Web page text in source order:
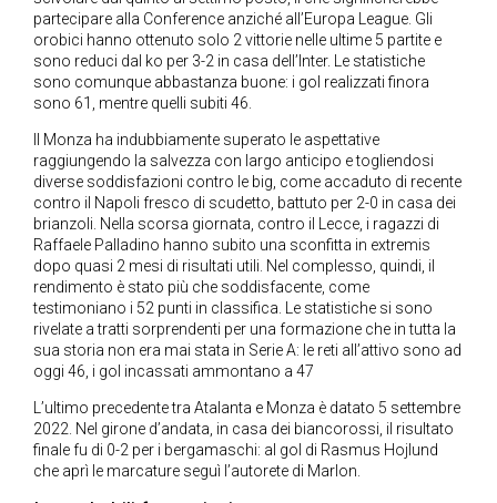
partecipare alla Conference anziché all’Europa League. Gli
orobici hanno ottenuto solo 2 vittorie nelle ultime 5 partite e
sono reduci dal ko per 3-2 in casa dell’Inter. Le statistiche
sono comunque abbastanza buone: i gol realizzati finora
sono 61, mentre quelli subiti 46.
Il Monza ha indubbiamente superato le aspettative
raggiungendo la salvezza con largo anticipo e togliendosi
diverse soddisfazioni contro le big, come accaduto di recente
contro il Napoli fresco di scudetto, battuto per 2-0 in casa dei
brianzoli. Nella scorsa giornata, contro il Lecce, i ragazzi di
Raffaele Palladino hanno subito una sconfitta in extremis
dopo quasi 2 mesi di risultati utili. Nel complesso, quindi, il
rendimento è stato più che soddisfacente, come
testimoniano i 52 punti in classifica. Le statistiche si sono
rivelate a tratti sorprendenti per una formazione che in tutta la
sua storia non era mai stata in Serie A: le reti all’attivo sono ad
oggi 46, i gol incassati ammontano a 47
L’ultimo precedente tra Atalanta e Monza è datato 5 settembre
2022. Nel girone d’andata, in casa dei biancorossi, il risultato
finale fu di 0-2 per i bergamaschi: al gol di Rasmus Hojlund
che aprì le marcature seguì l’autorete di Marlon.